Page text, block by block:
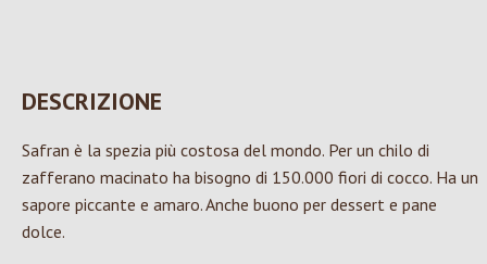
DESCRIZIONE
Safran è la spezia più costosa del mondo. Per un chilo di
zafferano macinato ha bisogno di 150.000 fiori di cocco. Ha un
sapore piccante e amaro. Anche buono per dessert e pane
dolce.